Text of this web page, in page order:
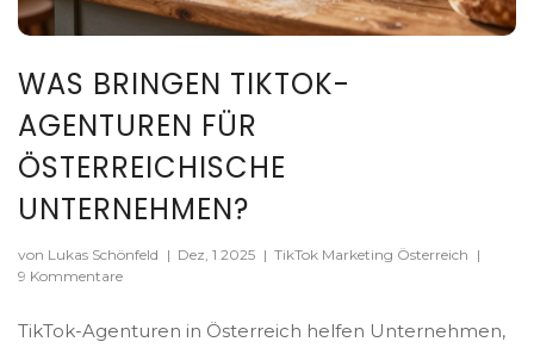
WAS BRINGEN TIKTOK-
AGENTUREN FÜR
ÖSTERREICHISCHE
UNTERNEHMEN?
von Lukas Schönfeld | Dez, 1 2025 | TikTok Marketing Österreich |
9 Kommentare
TikTok-Agenturen in Österreich helfen Unternehmen,